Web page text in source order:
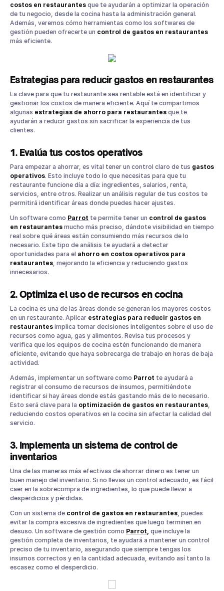
6. Aprovecha los productos de temporada
7. Controla los costos energéticos
8. Optimiza los turnos de tu personal
Cómo gestionar gastos en un restaurante con software
Mejores prácticas para ahorrar en tu restaurante
Capacita a tu equipo para optimizar recursos
Reduce desperdicios para maximizar utilidades
Conclusión: Estrategias de ahorro a largo plazo
¿Cómo Parrot puede ayudarte a ahorrar dinero?
Agenda una Demo gratuita de Parrot
costos en restaurantes que te ayudarán a optimizar la operación
de tu negocio, desde la cocina hasta la administración general.
Además, veremos cómo herramientas como los softwares de
gestión pueden ofrecerte un control de gastos en restaurantes
más eficiente.
Estrategias para reducir gastos en restaurantes
La clave para que tu restaurante sea rentable está en identificar y
gestionar los costos de manera eficiente. Aquí te compartimos
algunas estrategias de ahorro para restaurantes que te
ayudarán a reducir gastos sin sacrificar la experiencia de tus
clientes.
1. Evalúa tus costos operativos
Para empezar a ahorrar, es vital tener un control claro de tus gastos
operativos. Esto incluye todo lo que necesitas para que tu
restaurante funcione día a día: ingredientes, salarios, renta,
servicios, entre otros. Realizar un análisis regular de tus costos te
permitirá identificar áreas donde puedes hacer ajustes.
Un software como Parrot te permite tener un control de gastos
en restaurantes mucho más preciso, dándote visibilidad en tiempo
real sobre qué áreas están consumiendo más recursos de lo
necesario. Este tipo de análisis te ayudará a detectar
oportunidades para el ahorro en costos operativos para
restaurantes , mejorando la eficiencia y reduciendo gastos
innecesarios.
2. Optimiza el uso de recursos en cocina
La cocina es una de las áreas donde se generan los mayores costos
en un restaurante. Aplicar estrategias para reducir gastos en
restaurantes implica tomar decisiones inteligentes sobre el uso de
recursos como agua, gas y alimentos. Revisa tus procesos y
verifica que los equipos de cocina estén funcionando de manera
eficiente, evitando que haya sobrecarga de trabajo en horas de baja
actividad.
Además, implementar un software como Parrot te ayudará a
registrar el consumo de recursos de insumos, permitiéndote
identificar si hay áreas donde estás gastando más de lo necesario.
Esto será clave para la optimización de gastos en restaurantes
reduciendo costos operativos en la cocina sin afectar la calidad del
servicio.
3. Implementa un sistema de control de
inventarios
Una de las maneras más efectivas de ahorrar dinero es tener un
buen manejo del inventario. Si no llevas un control adecuado, es fácil
caer en la sobrecompra de ingredientes, lo que puede llevar a
desperdicios y pérdidas.
Con un sistema de control de gastos en restaurantes , puedes
evitar la compra excesiva de ingredientes que luego terminen en
desuso. Un software de gestión como Parrot que incluye la
gestión completa de inventarios, te ayudará a mantener un control
preciso de tu inventario, asegurando que siempre tengas los
insumos correctos y en la cantidad adecuada, evitando así tanto la
escasez como el desperdicio.